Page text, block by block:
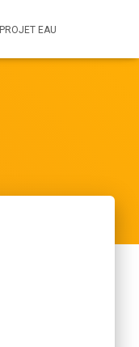
PROJET EAU